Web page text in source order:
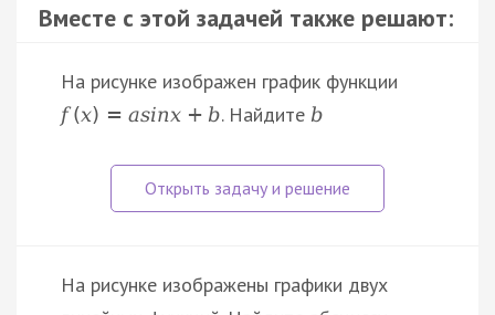
Вместе с этой задачей также решают:
На рисунке изображен график функции
f (x) = asinx + b. Найдите b
На рисунке изображены графики двух